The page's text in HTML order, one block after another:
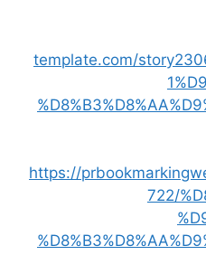
template.com/
https://
722/